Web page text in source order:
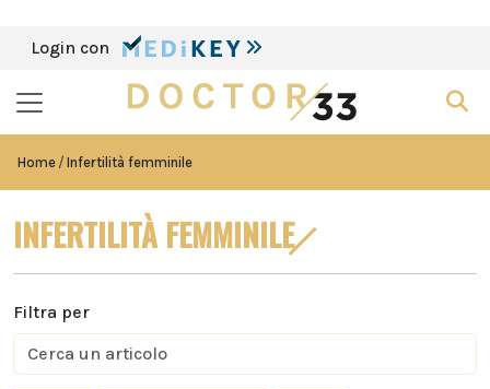
Login con
Home Infertilità femminile
INFERTILITÀ FEMMINILE
Filtra per